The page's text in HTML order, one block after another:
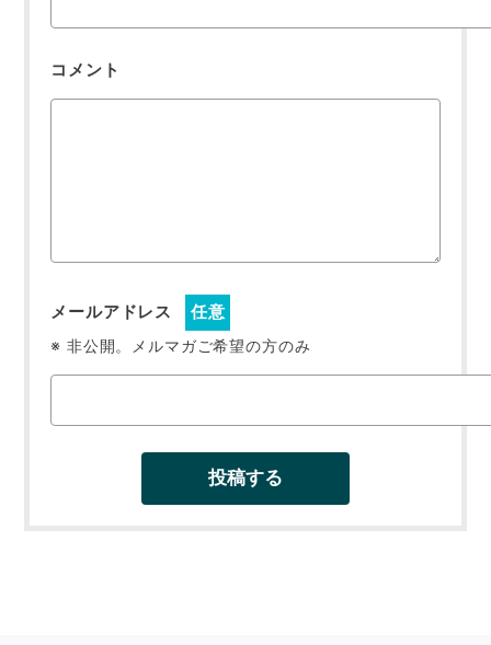
コメント
メールアドレス 任意
※ 非公開。メルマガご希望の方のみ